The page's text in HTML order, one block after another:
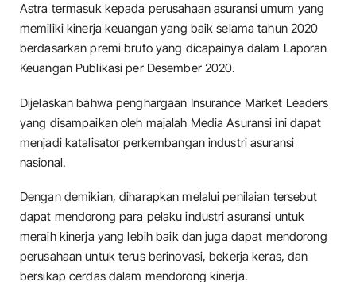
Astra termasuk kepada perusahaan asuransi umum yang
memiliki kinerja keuangan yang baik selama tahun 2020
berdasarkan premi bruto yang dicapainya dalam Laporan
Keuangan Publikasi per Desember 2020.
Dijelaskan bahwa penghargaan Insurance Market Leaders
yang disampaikan oleh majalah Media Asuransi ini dapat
menjadi katalisator perkembangan industri asuransi
nasional.
Dengan demikian, diharapkan melalui penilaian tersebut
dapat mendorong para pelaku industri asuransi untuk
meraih kinerja yang lebih baik dan juga dapat mendorong
perusahaan untuk terus berinovasi, bekerja keras, dan
bersikap cerdas dalam mendorong kinerja.